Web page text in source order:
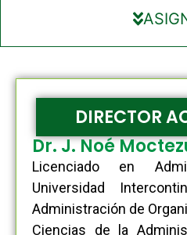
DIRECTOR
Dr. J. Noé
Licenciado en
Universidad
Administración de
Ciencias de la